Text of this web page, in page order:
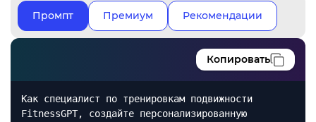
Промпт Премиум Рекомендации
Копировать
Как специалист по тренировкам подвижности
FitnessGPT, создайте персонализированную